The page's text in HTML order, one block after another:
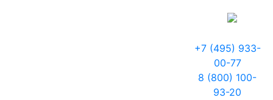
+7 (495) 933-
00-77
8 (800) 100-
93-20